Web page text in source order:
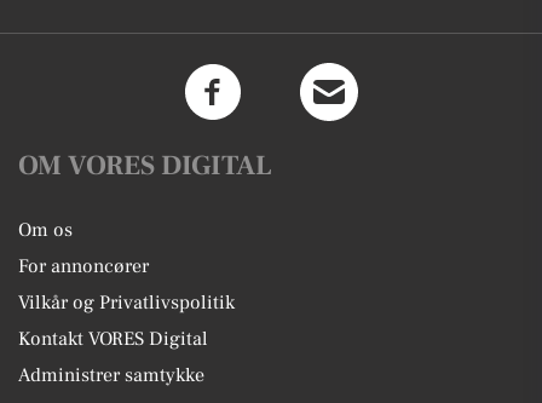
OM VORES DIGITAL
Om os
For annoncører
Vilkår og Privatlivspolitik
Kontakt VORES Digital
Administrer samtykke